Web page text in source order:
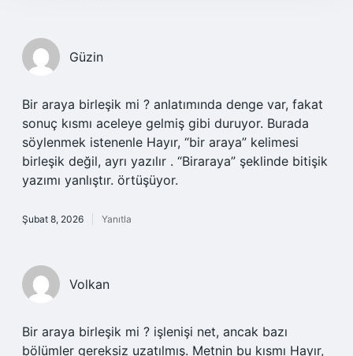
Güzin
Bir araya birleşik mi ? anlatımında denge var, fakat
sonuç kısmı aceleye gelmiş gibi duruyor. Burada
söylenmek istenenle Hayır, “bir araya” kelimesi
birleşik değil, ayrı yazılır . “Biraraya” şeklinde bitişik
yazımı yanlıştır. örtüşüyor.
Şubat 8, 2026 Yanıtla
Volkan
Bir araya birleşik mi ? işlenişi net, ancak bazı
bölümler gereksiz uzatılmış. Metnin bu kısmı Hayır,